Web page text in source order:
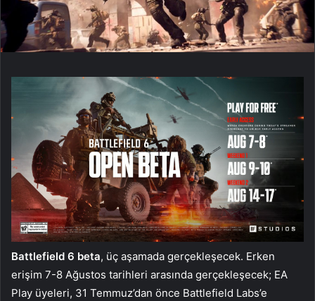
Battlefield 6 beta, üç aşamada gerçekleşecek. Erken
erişim 7-8 Ağustos tarihleri arasında gerçekleşecek; EA
Play üyeleri, 31 Temmuz’dan önce Battlefield Labs’e